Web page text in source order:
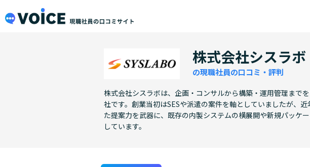
メインコンテンツにスキップ
株式会社シスラボ
の現職社員の口コミ・評判
株式会社シスラボは、企画・コンサルから構築・運用管理まで
社です。創業当初はSESや派遣の案件を軸としていましたが、
た提案力を武器に、既存の内製システムの横展開や新規パッケ
しています。